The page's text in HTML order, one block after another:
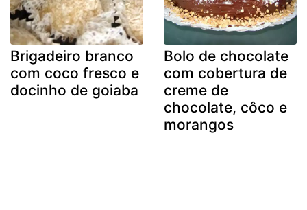
Brigadeiro branco
com coco fresco e
docinho de goiaba
Bolo de chocolate
com cobertura de
creme de
chocolate, côco e
morangos